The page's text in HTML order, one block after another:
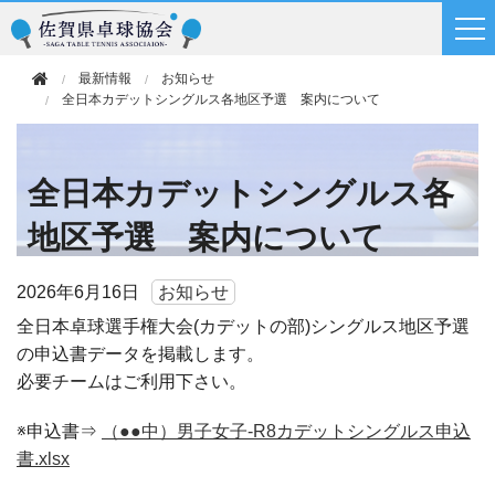
最新情報
お知らせ
全日本カデットシングルス各地区予選 案内について
全日本カデットシングルス各
地区予選 案内について
2026年6月16日
お知らせ
全日本卓球選手権大会(カデットの部)シングルス地区予選
の申込書データを掲載します。
必要チームはご利用下さい。
※申込書⇒
（●●中）男子女子-R8カデットシングルス申込
書.xlsx